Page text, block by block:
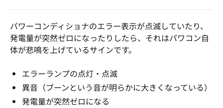
パワーコンディショナのエラー表示が点滅していたり、
発電量が突然ゼロになったりしたら、それはパワコン自
体が悲鳴を上げているサインです。
エラーランプの点灯・点滅
異音（ブーンという音が明らかに大きくなっている）
発電量が突然ゼロになる